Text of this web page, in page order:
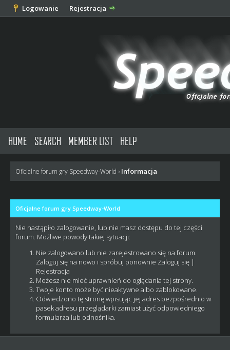
Logowanie Rejestracja
HOME SEARCH MEMBER LIST HELP
Oficjalne forum gry Speedway-World › Informacja
Oficjalne forum gry Speedway-World
Nie nastąpiło zalogowanie, lub nie masz dostępu do tej części
forum. Możliwe powody takiej sytuacji:
Nie zalogowano lub nie zarejestrowano się na forum.
Zaloguj się na nowo i spróbuj ponownie Zaloguj się|
Rejestracja
Możesz nie mieć uprawnień do oglądania tej strony.
Twoje konto może być nieaktywne albo zablokowane.
Odwiedzono tę stronę wpisując jej adres bezpośrednio w
pasek adresu przeglądarki zamiast użyć odpowiedniego
formularza lub odnośnika.